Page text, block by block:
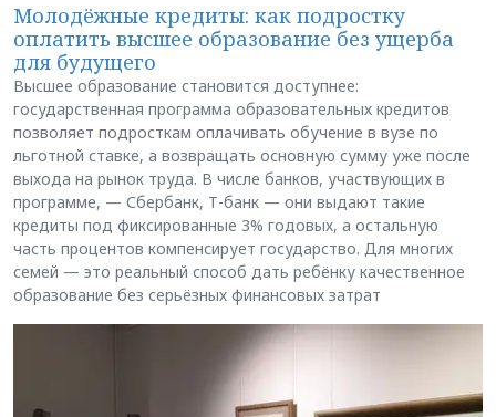
Молодёжные кредиты: как подростку
оплатить высшее образование без ущерба
для будущего
Высшее образование становится доступнее:
государственная программа образовательных кредитов
позволяет подросткам оплачивать обучение в вузе по
льготной ставке, а возвращать основную сумму уже после
выхода на рынок труда. В числе банков, участвующих в
программе, — Сбербанк, Т-банк — они выдают такие
кредиты под фиксированные 3% годовых, а остальную
часть процентов компенсирует государство. Для многих
семей — это реальный способ дать ребёнку качественное
образование без серьёзных финансовых затрат